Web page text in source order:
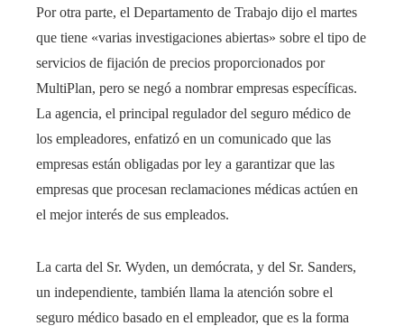
Por otra parte, el Departamento de Trabajo dijo el martes
que tiene «varias investigaciones abiertas» sobre el tipo de
servicios de fijación de precios proporcionados por
MultiPlan, pero se negó a nombrar empresas específicas.
La agencia, el principal regulador del seguro médico de
los empleadores, enfatizó en un comunicado que las
empresas están obligadas por ley a garantizar que las
empresas que procesan reclamaciones médicas actúen en
el mejor interés de sus empleados.
La carta del Sr. Wyden, un demócrata, y del Sr. Sanders,
un independiente, también llama la atención sobre el
seguro médico basado en el empleador, que es la forma